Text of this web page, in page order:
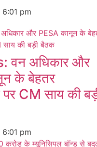
6:01 pm
वन अधिकार और
के बेहतर
पर CM साय की
6:01 pm